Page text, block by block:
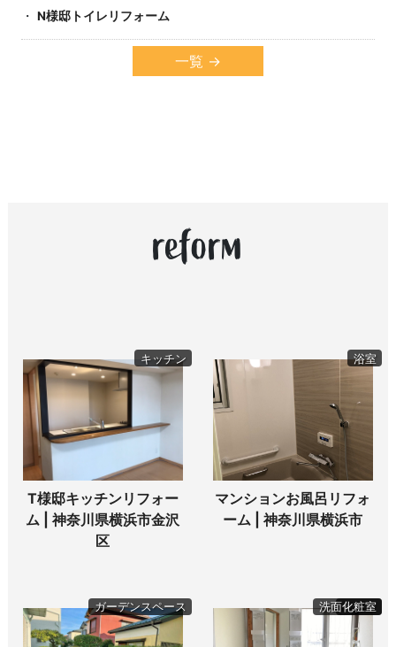
N様邸トイレリフォーム
一覧
reform
キッチン
T様邸キッチンリフォー
ム | 神奈川県横浜市金沢
区
浴室
マンションお風呂リフォ
ーム | 神奈川県横浜市
ガーデンスペース トイレ
洗面化粧室